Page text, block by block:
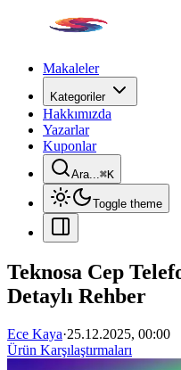
Makaleler
Kategoriler
Hakkımızda
Yazarlar
Kuponlar
Ara...⌘K
Toggle theme
Teknosa Cep
Detaylı Rehber
Ece Kaya·25.12.2025, 00:00
Ürün Karşılaştırmaları